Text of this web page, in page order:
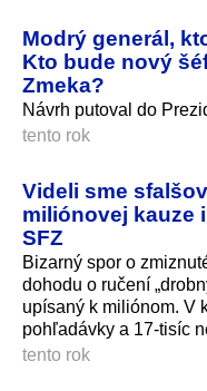
Modrý generál,
Kto bude nový
Zmeka?
Návrh putoval do
tento rok
Videli sme
miliónovej kauze
SFZ
Bizarný spor o
dohodu o ručení
upísaný k miliónom. V
pohľadávky a 17-tisíc
tento rok